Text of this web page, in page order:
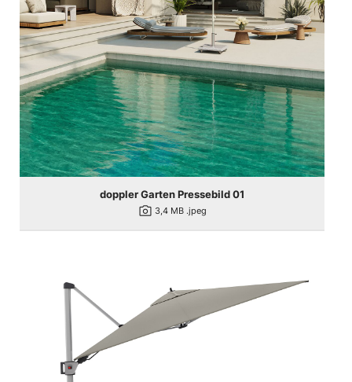
doppler Garten Pressebild 01
photo_camera 3,4 MB .jpeg